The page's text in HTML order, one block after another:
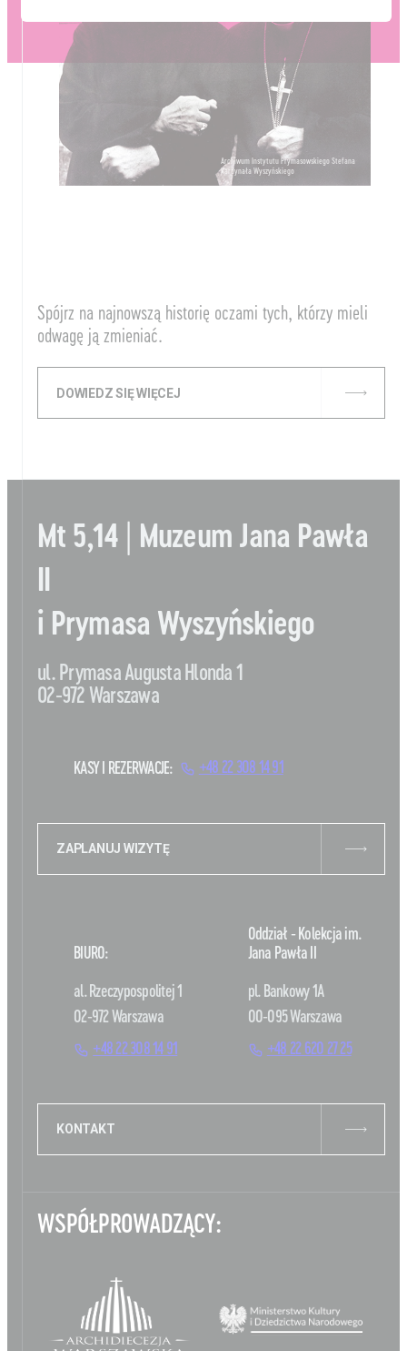
Spójrz na najnowszą historię oczami tych, którzy mieli
odwagę ją zmieniać.
DOWIEDZ SIĘ WIĘCEJ
Archiwum Instytutu Prymasowskiego Stefana
Kardynała Wyszyńskiego
Mt 5,14 | Muzeum Jana Pawła
i Prymasa Wyszyńskiego
ul. Prymasa Augusta Hlonda 1
02-972 Warszawa
KASY I REZERWACJE: +48 22 308 14 91
ZAPLANUJ WIZYTĘ
BIURO:
al. Rzeczypospolitej 1
02-972 Warszawa
+48 22 308 14 91
Oddział - Kolekcja im.
Jana Pawła II
pl. Bankowy 1A
00-095 Warszawa
+48 22 620 27 25
KONTAKT
WSPÓŁPROWADZĄCY: